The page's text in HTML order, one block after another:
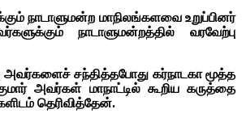
நாடாளுமன்ற மாநிலங்களவை உறுப்பினர்
நாடாளுமன்றத்தில் வரவேற்பு
அவர்களைச் சந்தித்தபோது கர்நாடகா மூத்த
அவர்கள் மாநாட்டில் கூறிய கருத்தை
தெரிவித்தேன்.